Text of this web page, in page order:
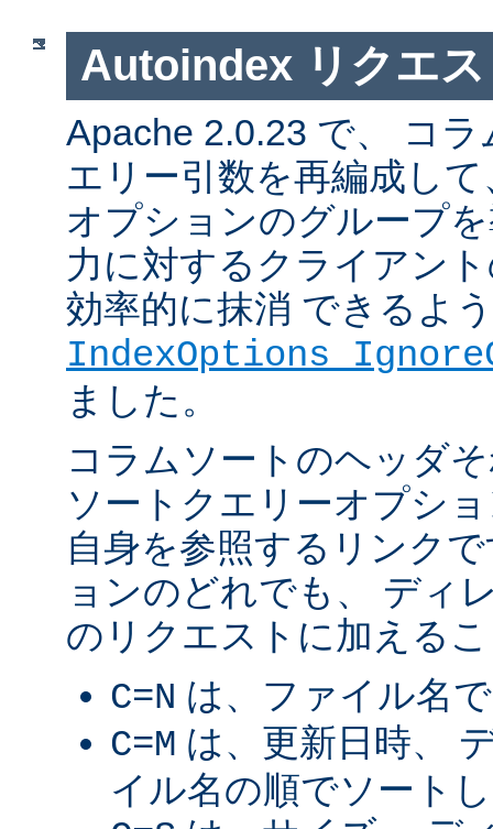
Autoindex リクエ
Apache 2.0.23 で、 コ
エリー引数を再編成し
オプションのグループ
力に対するクライアン
効率的に抹消 できるよ
IndexOptions
ました。
コラムソートのヘッダ
ソートクエリーオプシ
自身を参照するリンク
ョンのどれでも、 ディ
のリクエストに加える
C=N は、ファイル名
C=M は、更新日時、
イル名の順でソート